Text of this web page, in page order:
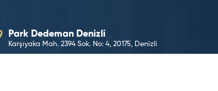
Park Dedeman Denizli
Karşıyaka Mah. 2394 Sok. No: 4, 20175, Denizli